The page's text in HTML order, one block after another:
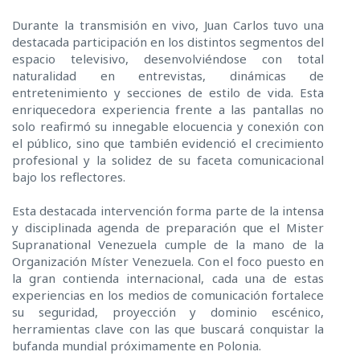
Durante la transmisión en vivo, Juan Carlos tuvo una
destacada participación en los distintos segmentos del
espacio televisivo, desenvolviéndose con total
naturalidad en entrevistas, dinámicas de
entretenimiento y secciones de estilo de vida. Esta
enriquecedora experiencia frente a las pantallas no
solo reafirmó su innegable elocuencia y conexión con
el público, sino que también evidenció el crecimiento
profesional y la solidez de su faceta comunicacional
bajo los reflectores.
Esta destacada intervención forma parte de la intensa
y disciplinada agenda de preparación que el Mister
Supranational Venezuela cumple de la mano de la
Organización Míster Venezuela. Con el foco puesto en
la gran contienda internacional, cada una de estas
experiencias en los medios de comunicación fortalece
su seguridad, proyección y dominio escénico,
herramientas clave con las que buscará conquistar la
bufanda mundial próximamente en Polonia.